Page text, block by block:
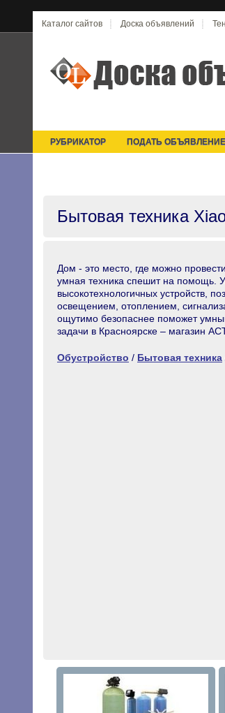
Каталог сайтов Доска объявлений
РУБРИКАТОР ПОДАТЬ ОБЪЯВЛЕНИЕ
Бытовая техника
Дом - это место, где можно
умная техника спешит на помощь.
высокотехнологичных устройств,
освещением, отоплением,
ощутимо безопаснее поможет
задачи в Красноярске – магазин
Обустройство / Бытовая техника